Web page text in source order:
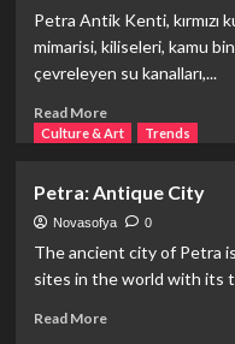
Petra Antik Kenti, kırmızı
mimarisi, kiliseleri, kamu
çevreleyen su kanalları,...
Read MoreRead
more
Antik
Kenti
Culture & Art Trends
Petra: Antique City
Novasofya 0
The ancient city of Petra
sites in the world with its
Read MoreRead